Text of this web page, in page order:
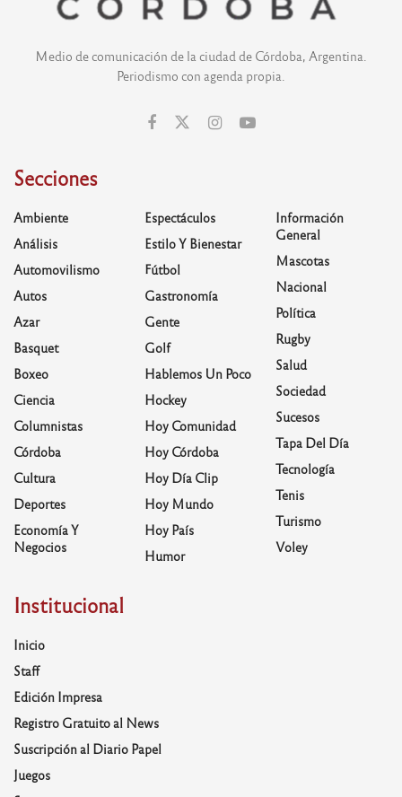
Medio de comunicación de la ciudad de Córdoba, Argentina.
Periodismo con agenda propia.
Secciones
Ambiente
Análisis
Automovilismo
Autos
Azar
Basquet
Boxeo
Ciencia
Columnistas
Córdoba
Cultura
Deportes
Economía Y
Negocios
Espectáculos
Estilo Y Bienestar
Fútbol
Gastronomía
Gente
Golf
Hablemos Un Poco
Hockey
Hoy Comunidad
Hoy Córdoba
Hoy Día Clip
Hoy Mundo
Hoy País
Humor
Información
General
Mascotas
Nacional
Política
Rugby
Salud
Sociedad
Sucesos
Tapa Del Día
Tecnología
Tenis
Turismo
Voley
Institucional
Inicio
Staff
Edición Impresa
Registro Gratuito al News
Suscripción al Diario Papel
Juegos